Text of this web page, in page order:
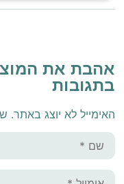
אהבת את
בתגובות
האימייל לא יוצג באתר.